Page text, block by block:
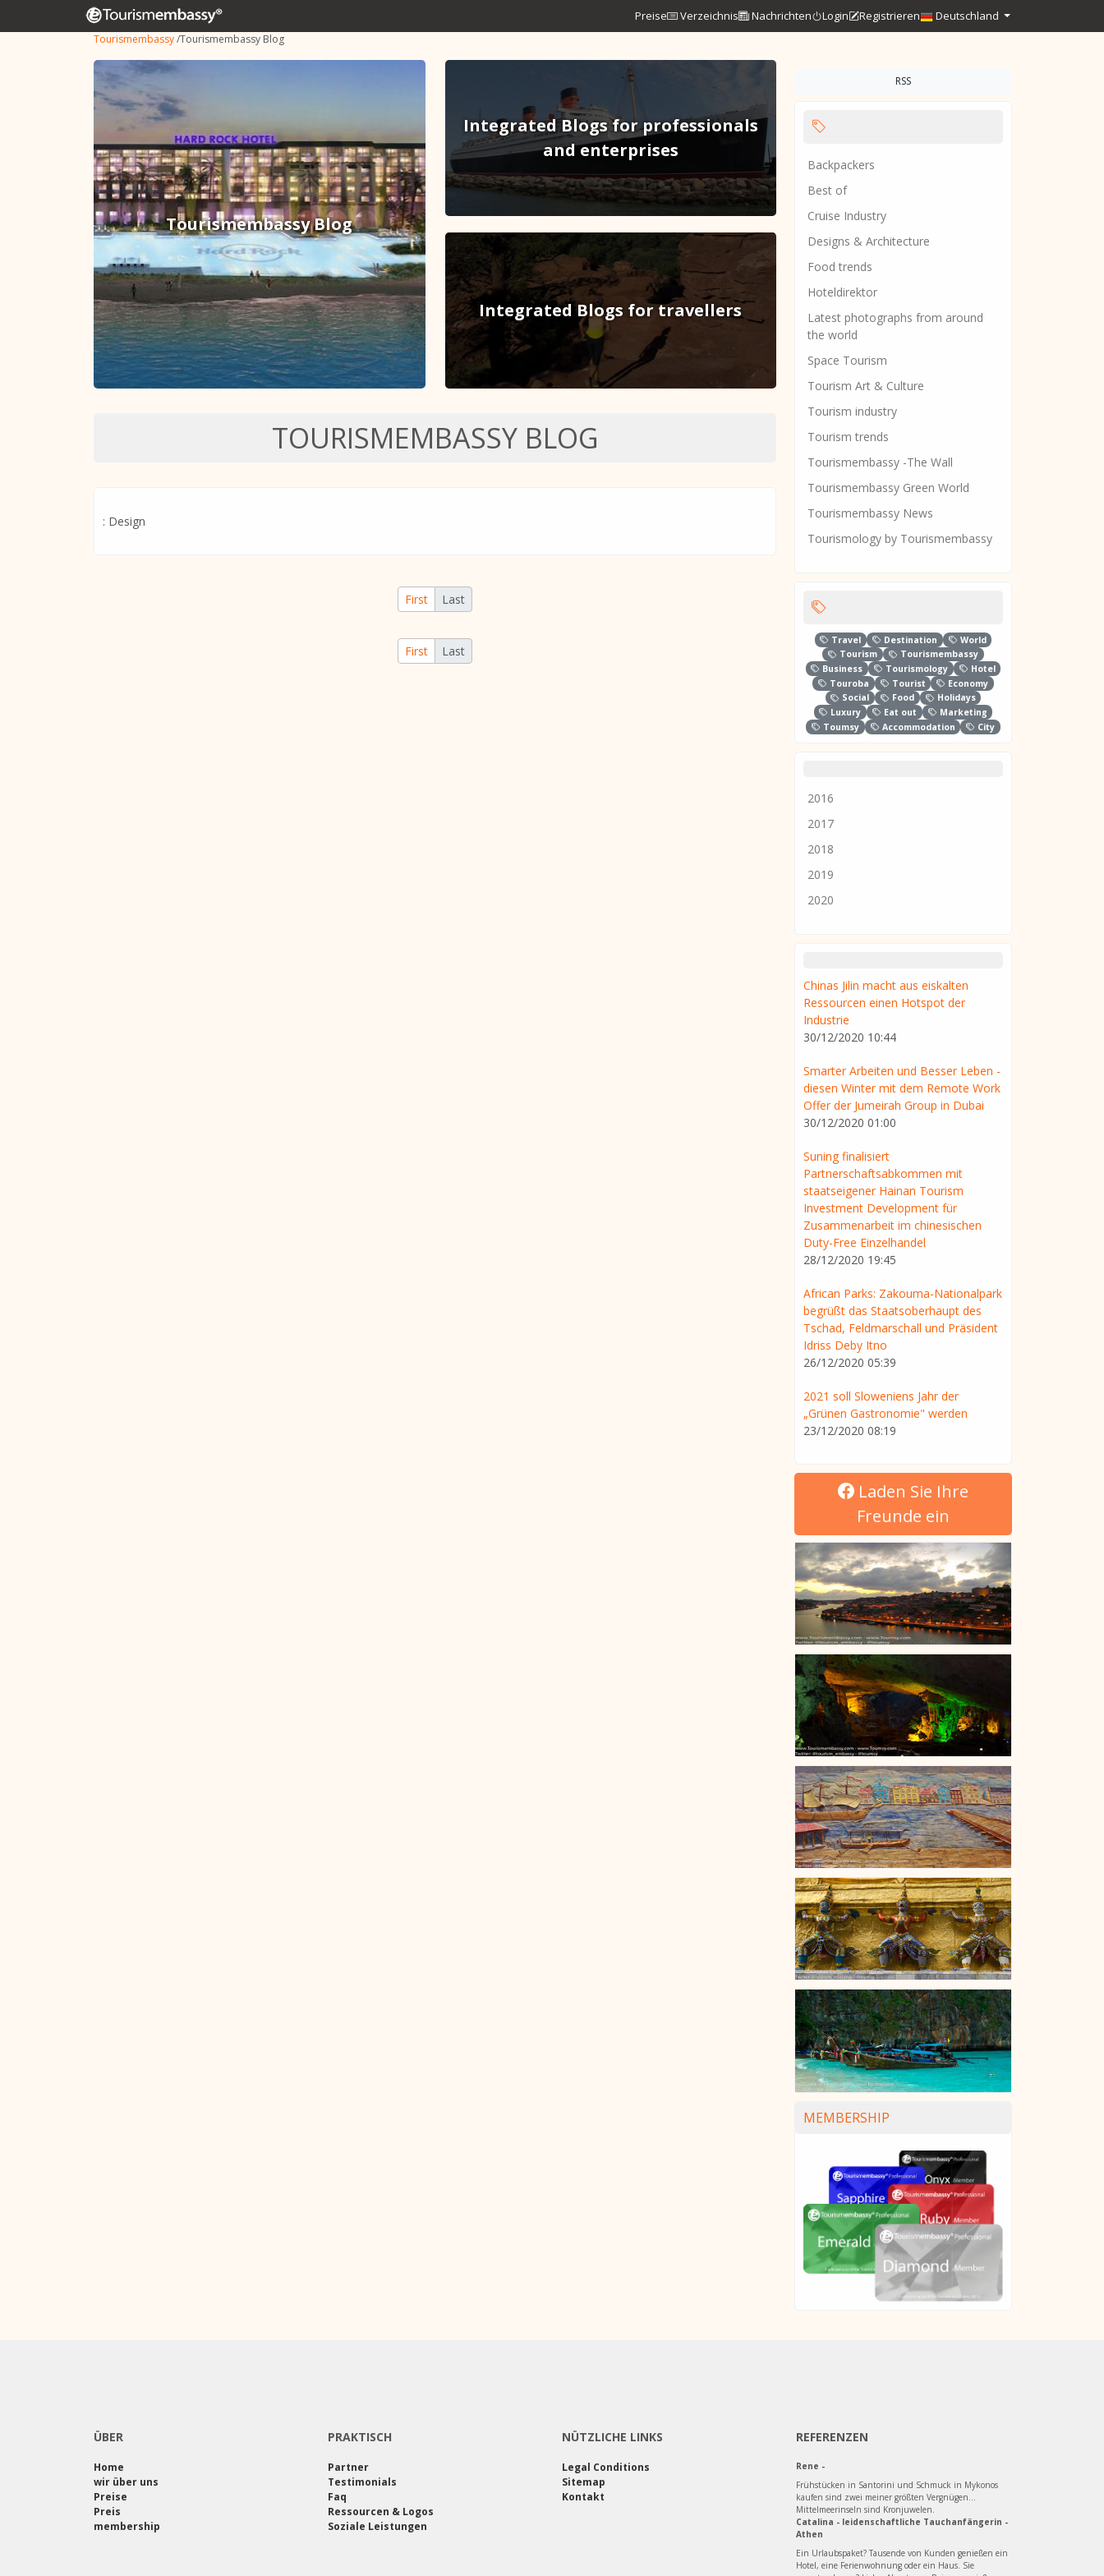
Preise Verzeichnis Nachrichten Login Registrieren Deutschland
Tourismembassy/Tourismembassy Blog
Tourismembassy Blog
Integrated Blogs for professionals
and enterprises
Integrated Blogs for travellers
TOURISMEMBASSY BLOG
: Design
First Last
First Last
RSS
Backpackers
Best of
Cruise Industry
Designs & Architecture
Food trends
Hoteldirektor
Latest photographs from around
the world
Space Tourism
Tourism Art & Culture
Tourism industry
Tourism trends
Tourismembassy -The Wall
Tourismembassy Green World
Tourismembassy News
Tourismology by Tourismembassy
Travel Destination
World
Tourism
Tourismembassy
Business
Tourismology
Hotel
Touroba
Tourist
Economy
Social
Food
Holidays
Luxury
Eat out
Marketing
Toumsy
Accommodation City
2016
2017
2018
2019
2020
Chinas Jilin macht aus eiskalten
Ressourcen einen Hotspot der
Industrie
30/12/2020 10:44
Smarter Arbeiten und Besser Leben -
diesen Winter mit dem Remote Work
Offer der Jumeirah Group in Dubai
30/12/2020 01:00
Suning finalisiert
Partnerschaftsabkommen mit
staatseigener Hainan Tourism
Investment Development für
Zusammenarbeit im chinesischen
Duty-Free Einzelhandel
28/12/2020 19:45
African Parks: Zakouma-Nationalpark
begrüßt das Staatsoberhaupt des
Tschad, Feldmarschall und Präsident
Idriss Deby Itno
26/12/2020 05:39
2021 soll Sloweniens Jahr der
„Grünen Gastronomie" werden
23/12/2020 08:19
Laden Sie Ihre
Freunde ein
MEMBERSHIP
ÜBER
Home
wir über uns
Preise
Preis
membership
PRAKTISCH
Partner
Testimonials
Faq
Ressourcen & Logos
Soziale Leistungen
NÜTZLICHE LINKS
Legal Conditions
Sitemap
Kontakt
REFERENZEN
Rene -
Frühstücken in Santorini und Schmuck in Mykonos
kaufen sind zwei meiner größten Vergnügen...
Mittelmeerinseln sind Kronjuwelen.
Catalina - leidenschaftliche Tauchanfängerin -
Athen
Ein Urlaubspaket? Tausende von Kunden genießen ein
Hotel, eine Ferienwohnung oder ein Haus. Sie